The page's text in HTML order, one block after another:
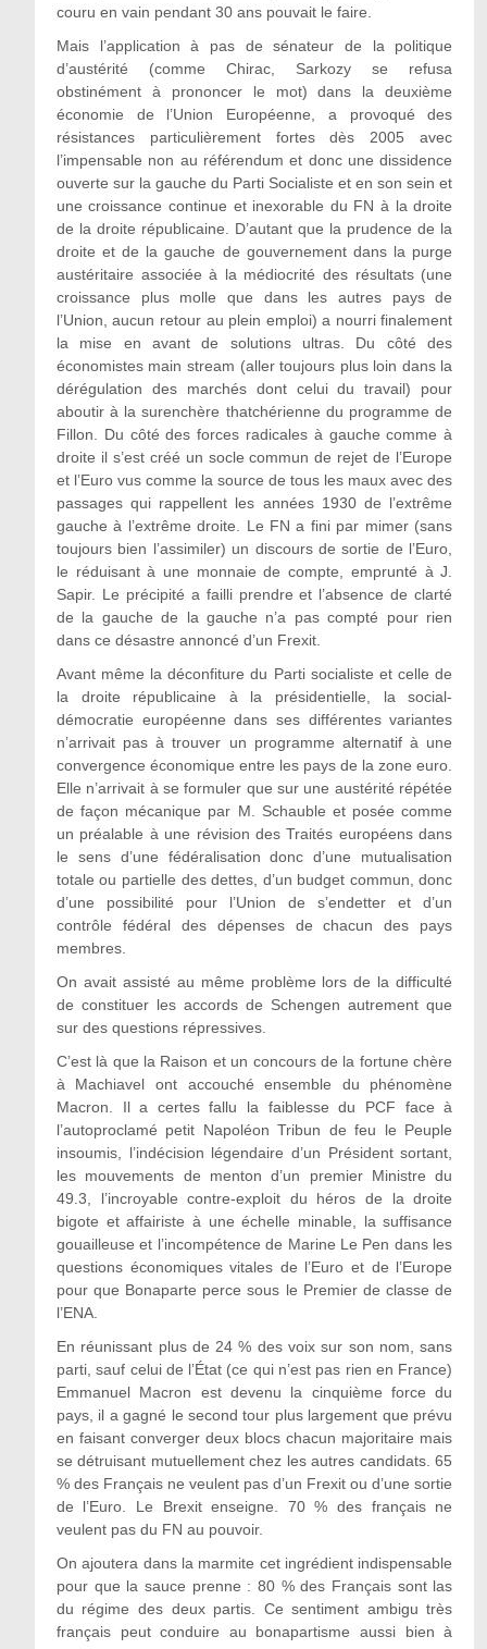
couru en vain pendant 30 ans pouvait le faire.
Mais l’application à pas de sénateur de la politique
d’austérité (comme Chirac, Sarkozy se refusa
obstinément à prononcer le mot) dans la deuxième
économie de l’Union Européenne, a provoqué des
résistances particulièrement fortes dès 2005 avec
l’impensable non au référendum et donc une dissidence
ouverte sur la gauche du Parti Socialiste et en son sein et
une croissance continue et inexorable du FN à la droite
de la droite républicaine. D’autant que la prudence de la
droite et de la gauche de gouvernement dans la purge
austéritaire associée à la médiocrité des résultats (une
croissance plus molle que dans les autres pays de
l’Union, aucun retour au plein emploi) a nourri finalement
la mise en avant de solutions ultras. Du côté des
économistes main stream (aller toujours plus loin dans la
dérégulation des marchés dont celui du travail) pour
aboutir à la surenchère thatchérienne du programme de
Fillon. Du côté des forces radicales à gauche comme à
droite il s’est créé un socle commun de rejet de l’Europe
et l’Euro vus comme la source de tous les maux avec des
passages qui rappellent les années 1930 de l’extrême
gauche à l’extrême droite. Le FN a fini par mimer (sans
toujours bien l’assimiler) un discours de sortie de l’Euro,
le réduisant à une monnaie de compte, emprunté à J.
Sapir. Le précipité a failli prendre et l’absence de clarté
de la gauche de la gauche n’a pas compté pour rien
dans ce désastre annoncé d’un Frexit.
Avant même la déconfiture du Parti socialiste et celle de
la droite républicaine à la présidentielle, la social-
démocratie européenne dans ses différentes variantes
n’arrivait pas à trouver un programme alternatif à une
convergence économique entre les pays de la zone euro.
Elle n’arrivait à se formuler que sur une austérité répétée
de façon mécanique par M. Schauble et posée comme
un préalable à une révision des Traités européens dans
le sens d’une fédéralisation donc d’une mutualisation
totale ou partielle des dettes, d’un budget commun, donc
d’une possibilité pour l’Union de s’endetter et d’un
contrôle fédéral des dépenses de chacun des pays
membres.
On avait assisté au même problème lors de la difficulté
de constituer les accords de Schengen autrement que
sur des questions répressives.
C’est là que la Raison et un concours de la fortune chère
à Machiavel ont accouché ensemble du phénomène
Macron. Il a certes fallu la faiblesse du PCF face à
l’autoproclamé petit Napoléon Tribun de feu le Peuple
insoumis, l’indécision légendaire d’un Président sortant,
les mouvements de menton d’un premier Ministre du
49.3, l’incroyable contre-exploit du héros de la droite
bigote et affairiste à une échelle minable, la suffisance
gouailleuse et l’incompétence de Marine Le Pen dans les
questions économiques vitales de l’Euro et de l’Europe
pour que Bonaparte perce sous le Premier de classe de
l’ENA.
En réunissant plus de 24 % des voix sur son nom, sans
parti, sauf celui de l’État (ce qui n’est pas rien en France)
Emmanuel Macron est devenu la cinquième force du
pays, il a gagné le second tour plus largement que prévu
en faisant converger deux blocs chacun majoritaire mais
se détruisant mutuellement chez les autres candidats. 65
% des Français ne veulent pas d’un Frexit ou d’une sortie
de l’Euro. Le Brexit enseigne. 70 % des français ne
veulent pas du FN au pouvoir.
On ajoutera dans la marmite cet ingrédient indispensable
pour que la sauce prenne : 80 % des Français sont las
du régime des deux partis. Ce sentiment ambigu très
français peut conduire au bonapartisme aussi bien à